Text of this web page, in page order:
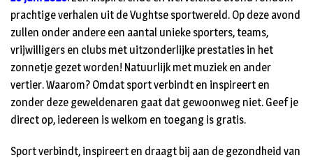
prachtige verhalen uit de Vughtse sportwereld. Op deze avond
zullen onder andere een aantal unieke sporters, teams,
vrijwilligers en clubs met uitzonderlijke prestaties in het
zonnetje gezet worden! Natuurlijk met muziek en ander
vertier. Waarom? Omdat sport verbindt en inspireert en
zonder deze geweldenaren gaat dat gewoonweg niet. Geef je
direct op, iedereen is welkom en toegang is gratis.
Sport verbindt, inspireert en draagt bij aan de gezondheid van